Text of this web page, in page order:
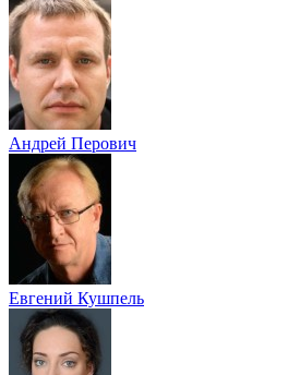
Андрей Перович
Евгений Кушпель